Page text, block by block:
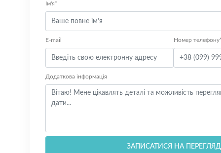
Ім'я*
E-mail Номер
Додаткова інформація
ЗАПИСАТИСЯ НА ПЕРЕГЛЯД